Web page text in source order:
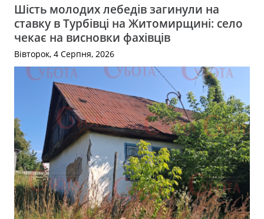
Шість молодих лебедів загинули на
ставку в Турбівці на Житомирщині: село
чекає на висновки фахівців
Вівторок, 4 Серпня, 2026